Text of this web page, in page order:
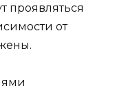
проявляться
от